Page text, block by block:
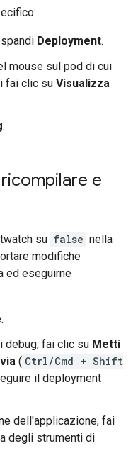
Deployment.
mouse sul pod di cui
fai clic su Visualizza
.
ricompilare e
su false nella
modifiche
ed eseguirne
debug, fai clic su Metti
( Ctrl/Cmd + Shift
il deployment
dell'applicazione, fai
degli strumenti di